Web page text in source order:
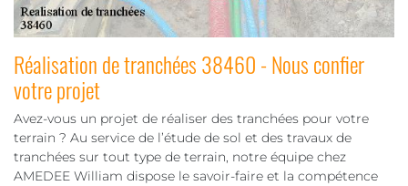
Réalisation de tranchées 38460 - Nous confier
votre projet
Avez-vous un projet de réaliser des tranchées pour votre
terrain ? Au service de l’étude de sol et des travaux de
tranchées sur tout type de terrain, notre équipe chez
AMEDEE William dispose le savoir-faire et la compétence